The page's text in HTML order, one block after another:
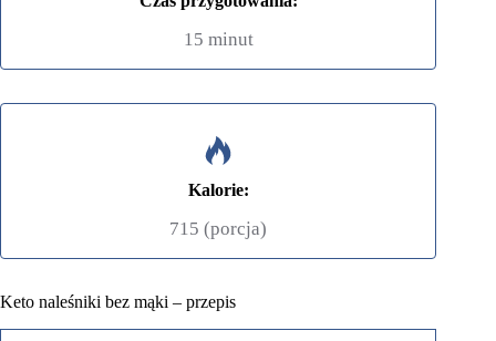
15 minut
Kalorie:
715 (porcja)
Keto naleśniki bez mąki – przepis